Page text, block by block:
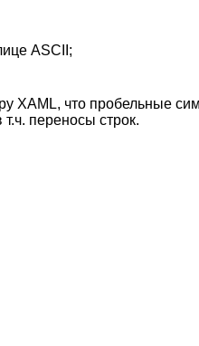
ASCII;
XAML, что пробельные
переносы строк.